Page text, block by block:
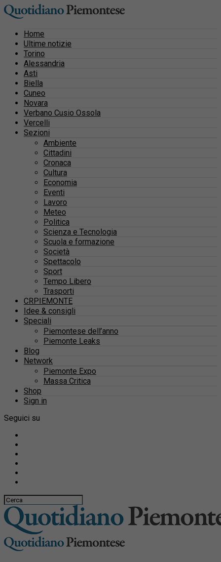
Home
Ultime notizie
Torino
Alessandria
Asti
Biella
Cuneo
Novara
Verbano Cusio Ossola
Vercelli
Sezioni
Ambiente
Cittadini
Cronaca
Cultura
Economia
Eventi
Lavoro
Meteo
Politica
Scienza e Tecnologia
Scuola e formazione
Società
Spettacolo
Sport
Tempo Libero
Trasporti
CRPIEMONTE
Idee & consigli
Speciali
Piemontese dell’anno
Piemonte Leaks
Blog
Network
Piemonte Expo
Massa Critica
Shop
Sign in
Seguici su